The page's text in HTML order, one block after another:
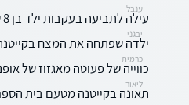
ענבל
עילה לתביעה בעקבות ילד בן 8 שנפל בבית ספר
יבגני
ילדה שפתחה את המצח
כרמית
כווייה של פעוטה מאגזוז של
ליאור
תאונה בקייטנה מטעם בית